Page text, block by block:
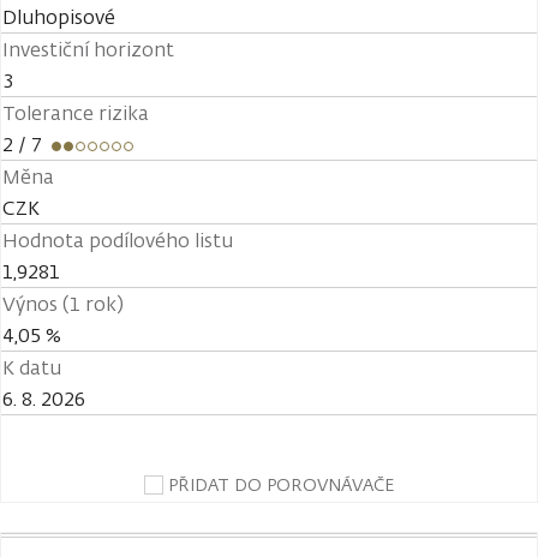
Dluhopisové
Investiční horizont
3
Tolerance rizika
2 / 7
Měna
CZK
Hodnota podílového listu
1,9281
Výnos (1 rok)
4,05 %
K datu
6. 8. 2026
PŘIDAT DO POROVNÁVAČE